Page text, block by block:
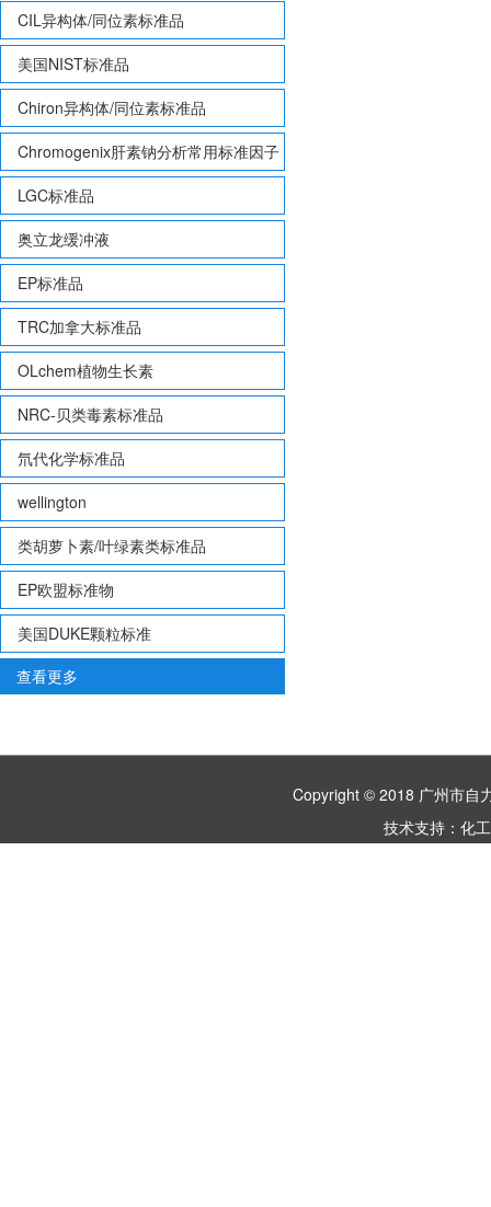
CIL异构体/同位素标准品
美国NIST标准品
Chiron异构体/同位素标准品
Chromogenix肝素钠分析常用标准因子
LGC标准品
奥立龙缓冲液
EP标准品
TRC加拿大标准品
OLchem植物生长素
NRC-贝类毒素标准品
氘代化学标准品
wellington
类胡萝卜素/叶绿素类标准品
EP欧盟标准物
美国DUKE颗粒标准
查看更多
Copyright © 2018 广州市
技术支持： 化